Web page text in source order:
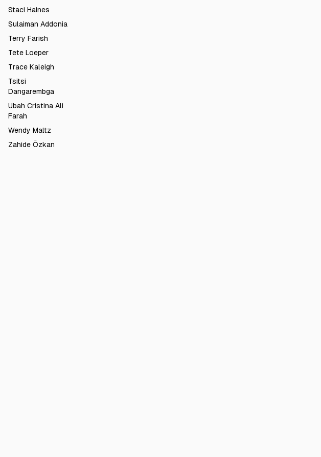
Staci Haines
Sulaiman Addonia
Terry Farish
Tete Loeper
Trace Kaleigh
Tsitsi
Dangarembga
Ubah Cristina Ali
Farah
Wendy Maltz
Zahide Özkan